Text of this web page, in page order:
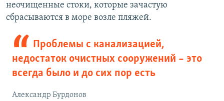
неочищенные стоки, которые зачастую
сбрасываются в море возле пляжей.
Проблемы с канализацией,
недостаток очистных сооружений – это
всегда было и до сих пор есть
Александр Бурдонов